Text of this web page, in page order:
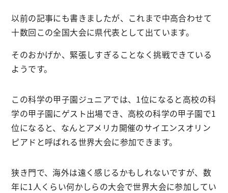
以前の記事にも書きましたが、これまで中高合わせて
十数回この全国大会に県代表として出ています。
そのおかげか、緊張しすぎることなく挑戦できている
ようです。
この科学の甲子園ジュニアでは、1位になると高校の科
学の甲子園にゲスト出場でき、高校の科学の甲子園で1
位になると、なんとアメリカ開催のサイエンスオリン
ピアドと呼ばれる世界大会に参加できます。
狭き門で、海外は遠く感じるかもしれないですが、数
年に1人くらい何かしらの大会で世界大会に参加してい